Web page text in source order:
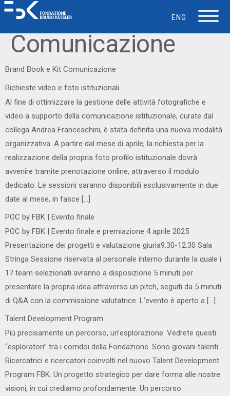
ENG
Lavorare in FBK
Careers
La vita in FBK
Servizio IT
Categorie:
Comunicazione
Brand Book e Kit Comunicazione
Richieste video e foto istituzionali
Al fine di ottimizzare la gestione delle attività fotografiche e
video a supporto della comunicazione istituzionale, curate dal
collega Andrea Franceschini, è stata definita una nuova modalità
organizzativa. A partire dal mese di aprile, la richiesta per la
realizzazione della propria foto profilo istituzionale dovrà
avvenire tramite prenotazione online, attraverso il modulo
dedicato. Le sessioni saranno disponibili esclusivamente in due
date al mese, in fasce […]
POC by FBK | Evento finale
POC by FBK | Evento finale e premiazione 4 aprile 2025
Presentazione dei progetti e valutazione giuria9.30-12.30 Sala
Stringa Sessione riservata al personale interno durante la quale i
17 team selezionati avranno a disposizione 5 minuti per
presentare la propria idea attraverso un pitch, seguiti da 5 minuti
di Q&A con la commissione valutatrice. L’evento è aperto a […]
Talent Development Program
Più precisamente un percorso, un’esplorazione. Vedrete questi
“esploratori” tra i corridoi della Fondazione. Sono giovani talenti.
Ricercatrici e ricercatori coinvolti nel nuovo Talent Development
Program FBK. Un progetto strategico per dare forma alle nostre
visioni, in cui crediamo profondamente. Un percorso